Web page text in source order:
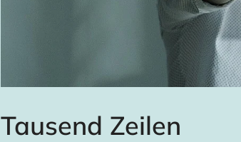
Tausend Zeilen